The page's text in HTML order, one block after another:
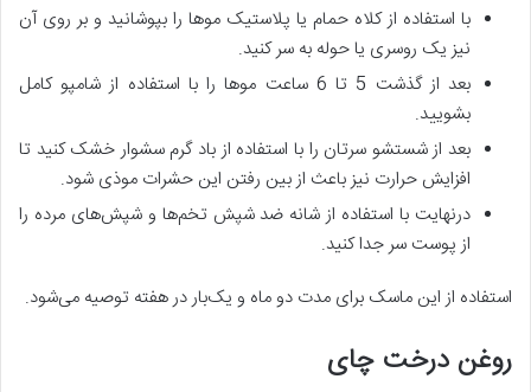
با استفاده از کلاه حمام یا پلاستیک موها را بپوشانید و بر روی آن
نیز یک روسری یا حوله به سر کنید.
بعد از گذشت 5 تا 6 ساعت موها را با استفاده از شامپو کامل
بشویید.
بعد از شستشو سرتان را با استفاده از باد گرم سشوار خشک کنید تا
افزایش حرارت نیز باعث از بین رفتن این حشرات موذی شود.
درنهایت با استفاده از شانه ضد شپش تخم‌ها و شپش‌های مرده را
از پوست سر جدا کنید.
استفاده از این ماسک برای مدت دو ماه و یک‌بار در هفته توصیه می‌شود.
روغن درخت چای